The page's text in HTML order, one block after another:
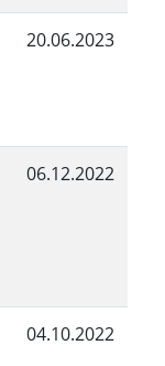
20.06.2023
06.12.2022
04.10.2022